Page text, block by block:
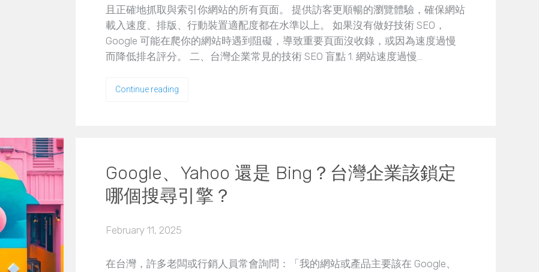
且正確地抓取與索引你網站的所有頁面。 提供訪客更順暢的瀏覽體驗，確保網站
載入速度、排版、行動裝置適配度都在水準以上。 如果沒有做好技術 SEO，
Google 可能在爬你的網站時遇到阻礙，導致重要頁面沒收錄，或因為速度過慢
而降低排名評分。 二、台灣企業常見的技術 SEO 盲點 1. 網站速度過慢…
Continue reading
Google、Yahoo 還是 Bing？台灣企業該鎖定
哪個搜尋引擎？
February 11, 2025
在台灣，許多老闆或行銷人員常會詢問：「我的網站或產品主要該在 Google、